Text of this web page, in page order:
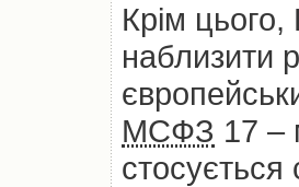
Крім
наблизити
МСФЗ 17 –
стосується